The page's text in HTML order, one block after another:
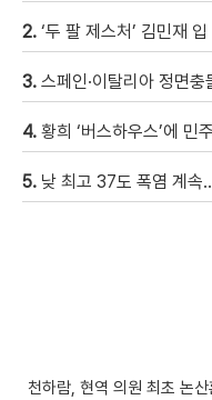
2. ‘두 팔 제스처’ 김민재
3. 스페인·이탈리아 정면충돌
4. 황희 ‘버스하우스’에 민주
5. 낮 최고 37도 폭염 계속
천하람, 현역 의원 최초 논산